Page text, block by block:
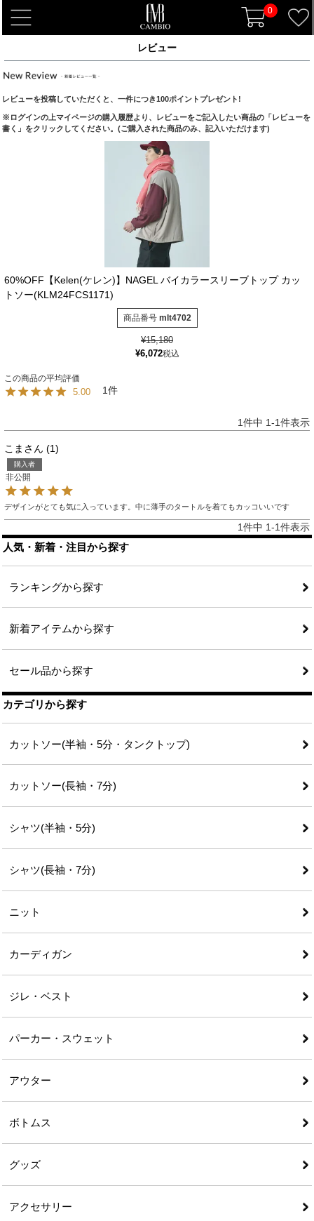
0
t
o
e
n
レビュー
レビューを投稿していただくと、一件につき100ポイントプレゼント!
※ログインの上マイページの購入履歴より、レビューをご記入したい商品の「レビューを
書く」をクリックしてください。(ご購入された商品のみ、記入いただけます)
60%OFF【Kelen(ケレン)】NAGEL バイカラースリーブトップ カッ
トソー(KLM24FCS1171)
商品番号 mlt4702
¥15,180
¥6,072税込
5.00 1
1件中 1-1件表示
こま 1
購入者
非公開
デザインがとても気に入っています。中に薄手のタートルを着てもカッコいいです
1件中 1-1件表示
人気・新着・注目から探す
ランキングから探す
新着アイテムから探す
セール品から探す
カテゴリから探す
カットソー(半袖・5分・タンクトップ)
カットソー(長袖・7分)
シャツ(半袖・5分)
シャツ(長袖・7分)
ニット
カーディガン
ジレ・ベスト
パーカー・スウェット
アウター
ボトムス
グッズ
アクセサリー